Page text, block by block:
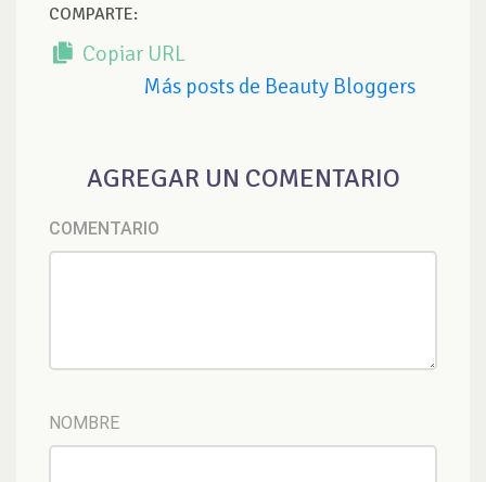
COMPARTE:
Copiar URL
Más posts de Beauty Bloggers
AGREGAR UN COMENTARIO
COMENTARIO
NOMBRE